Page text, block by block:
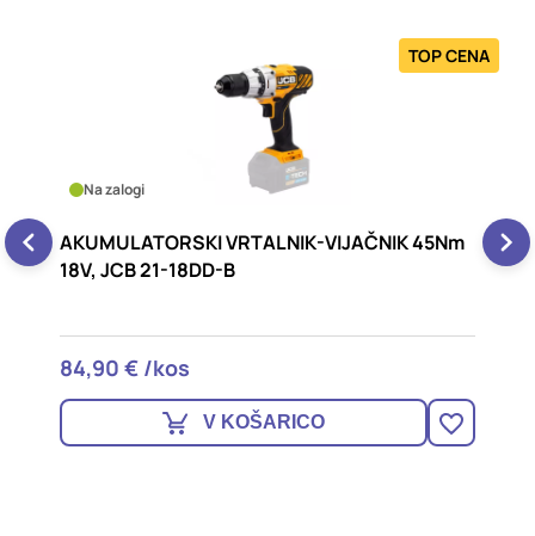
TOP CENA
Na zalogi
AKUMULATORSKI VRTALNIK-VIJAČNIK 45Nm
18V, JCB 21-18DD-B
84,90 € /kos
V KOŠARICO